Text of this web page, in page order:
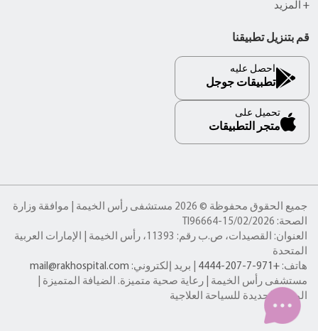
+ المزيد
قم بتنزيل تطبيقنا
احصل عليه
تطبيقات جوجل
تحميل على
متجر التطبيقات
جميع الحقوق محفوظة © 2026 مستشفى رأس الخيمة | موافقة وزارة
الصحة: TI96664-15/02/2026
العنوان: القصيدات، ص.ب رقم: 11393، رأس الخيمة | الإمارات العربية
المتحدة
هاتف: +971-7-207-4444 | بريد إلكتروني: mail@rakhospital.com
مستشفى رأس الخيمة | رعاية صحية متميزة. الضيافة المتميزة |
الوجهة الجديدة للسياحة العلاجية